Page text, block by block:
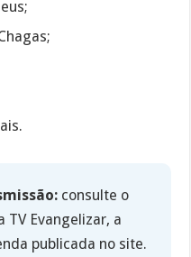
consulte o
TV Evangelizar, a
publicada no site.